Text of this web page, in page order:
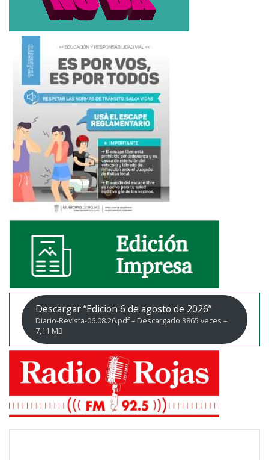
Descargar “Edicion 6 de agosto de 2026”
Diario-Revista-06.08.26.pdf – Descargado 3865 veces –
7,11 MB